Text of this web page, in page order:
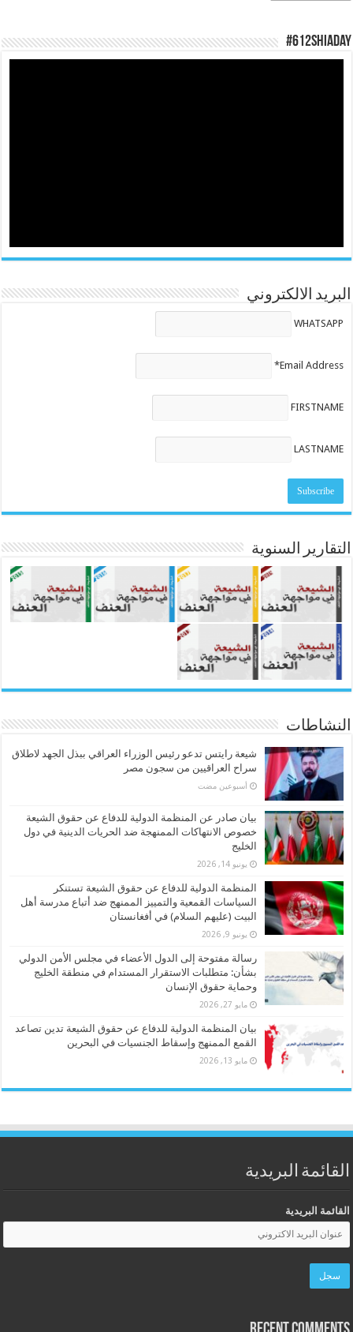
#612ShiaDay
البريد الالكتروني
WHATSAPP
Email Address*
FIRSTNAME
LASTNAME
التقارير السنوية
النشاطات
شيعة رايتس تدعو رئيس الوزراء العراقي ببذل الجهد لاطلاق
سراح العراقيين من سجون مصر
‏أسبوعين مضت
بيان صادر عن المنظمة الدولية للدفاع عن حقوق الشيعة
خصوص الانتهاكات الممنهجة ضد الحريات الدينية في دول
الخليج
يونيو 14, 2026
المنظمة الدولية للدفاع عن حقوق الشيعة تستنكر
السياسات القمعية والتمييز الممنهج ضد أتباع مدرسة أهل
البيت (عليهم السلام) في أفغانستان
يونيو 9, 2026
رسالة مفتوحة إلى الدول الأعضاء في مجلس الأمن الدولي
بشأن: متطلبات الاستقرار المستدام في منطقة الخليج
وحماية حقوق الإنسان
مايو 27, 2026
بيان المنظمة الدولية للدفاع عن حقوق الشيعة تدين تصاعد
القمع الممنهج وإسقاط الجنسيات في البحرين
مايو 13, 2026
القائمة البريدية
القائمة البريدية